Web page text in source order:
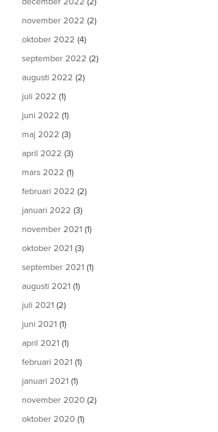
november 2022 (2)
oktober 2022 (4)
september 2022 (2)
augusti 2022 (2)
juli 2022 (1)
juni 2022 (1)
maj 2022 (3)
april 2022 (3)
mars 2022 (1)
februari 2022 (2)
januari 2022 (3)
november 2021 (1)
oktober 2021 (3)
september 2021 (1)
augusti 2021 (1)
juli 2021 (2)
juni 2021 (1)
april 2021 (1)
februari 2021 (1)
januari 2021 (1)
november 2020 (2)
oktober 2020 (1)